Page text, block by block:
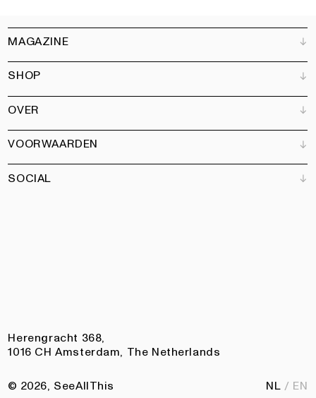
MAGAZINE
Klantenservice
Verkooppunten
Adverteren
Partners
Kunstbrief
SHOP
Alle producten
Magazine
Boeken
Tuin
OVER
Ons team
Vacatures
Contact
VOORWAARDEN
Algemene voorwaarden
SOCIAL
Herengracht 368,
1016 CH Amsterdam, The Netherlands
NL EN
© 2026, SeeAllThis